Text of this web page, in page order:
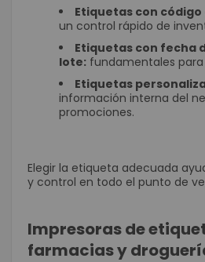
Etiquetas con
un control rápido de
Etiquetas con fecha
lote: fundamentales
Etiquetas
información interna del
promociones.
Elegir la etiqueta adecuada
y control en todo el punto de
Impresoras de
farmacias y